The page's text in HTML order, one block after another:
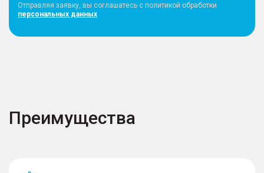
Отправляя заявку, вы соглашатесь с политикой обработки
персональных данных
Преимущества